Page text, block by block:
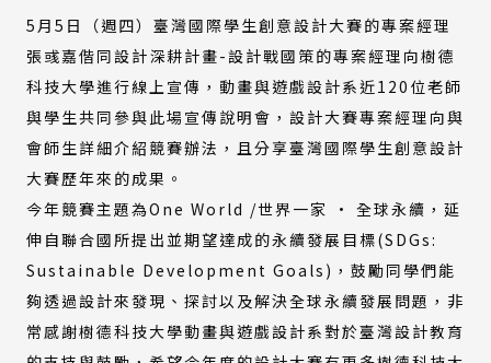
5月5日（週四）臺灣國際學生創意設計大賽的專案經理
張彧嘉偕同設計深耕計畫-設計戰國策的專案經理向樹德
科技大學進行線上宣傳，動畫與遊戲設計系近120位老師
與學生共同參與此場宣傳說明會，設計大賽專案經理向與
會師生詳細介紹競賽辦法，且分享臺灣國際學生創意設計
大賽歷年來的成果。
今年競賽主題為One World /世界一家 · 全球永續，延
伸自聯合國所提出並期望達成的永續發展目標(SDGs:
Sustainable Development Goals)，鼓勵同學們能
夠透過設計來發現、探討以及解決全球永續發展問題，非
常感謝樹德科技大學動畫與遊戲設計系對於臺灣設計教育